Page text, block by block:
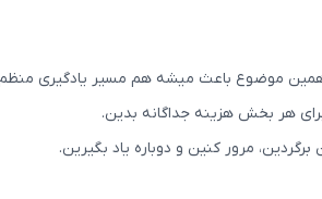
موضوع باعث میشه هم مسیر یادگیری
هر بخش هزینه جداگانه بدین.
مرور کنین و دوباره یاد بگیرین.